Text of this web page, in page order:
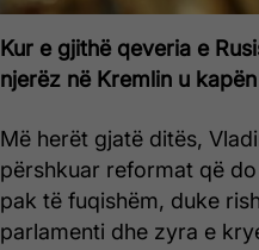
Kur e gjithë qeveria e
njerëz në Kremlin u
Më herët gjatë ditës,
përshkuar reformat që
pak të fuqishëm, duke
parlamenti dhe zyra e